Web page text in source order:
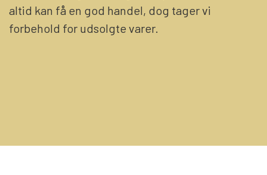
altid kan få en god handel, dog tager vi
forbehold for udsolgte varer.